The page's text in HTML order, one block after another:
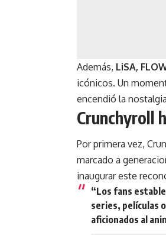
Además, LiSA,
icónicos. Un
encendió la
Crunchyroll
Por primera vez,
marcado a
inaugurar este
“Los fans
series, películas
aficionados al